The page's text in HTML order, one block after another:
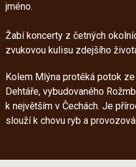
jméno.
Žabí koncerty z četných
zvukovou kulisu zdejšího
Kolem Mlýna protéká potok
Dehtáře, vybudovaného
k největším v Čechách. Je
slouží k chovu ryb a